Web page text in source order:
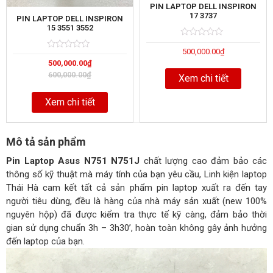
PIN LAPTOP DELL INSPIRON
15 3551 3552
0
out
of
600,000.00₫
500,000.00₫
Xem chi tiết
PIN LAPTOP DELL INSPIRON
17 3737
0
of
500,000.00₫
Xem chi tiết
Mô tả sản phẩm
Pin Laptop Asus N751 N751J chất lượng cao đảm bảo các
thông số kỹ thuật mà máy tính của bạn yêu cầu, Linh kiện laptop
Thái Hà cam kết tất cả sản phẩm pin laptop xuất ra đến tay
người tiêu dùng, đều là hàng của nhà máy sản xuất (new 100%
nguyên hộp) đã được kiểm tra thực tế kỹ càng, đảm bảo thời
gian sử dụng chuẩn 3h – 3h30’, hoàn toàn không gây ảnh hưởng
đến laptop của bạn.